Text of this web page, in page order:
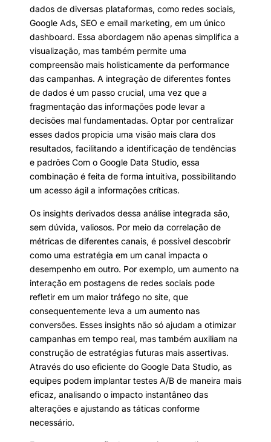
dados de diversas plataformas, como redes sociais,
Google Ads, SEO e email marketing, em um único
dashboard. Essa abordagem não apenas simplifica a
visualização, mas também permite uma
compreensão mais holisticamente da performance
das campanhas. A integração de diferentes fontes
de dados é um passo crucial, uma vez que a
fragmentação das informações pode levar a
decisões mal fundamentadas. Optar por centralizar
esses dados propicia uma visão mais clara dos
resultados, facilitando a identificação de tendências
e padrões Com o Google Data Studio, essa
combinação é feita de forma intuitiva, possibilitando
um acesso ágil a informações críticas.
Os insights derivados dessa análise integrada são,
sem dúvida, valiosos. Por meio da correlação de
métricas de diferentes canais, é possível descobrir
como uma estratégia em um canal impacta o
desempenho em outro. Por exemplo, um aumento na
interação em postagens de redes sociais pode
refletir em um maior tráfego no site, que
consequentemente leva a um aumento nas
conversões. Esses insights não só ajudam a otimizar
campanhas em tempo real, mas também auxiliam na
construção de estratégias futuras mais assertivas.
Através do uso eficiente do Google Data Studio, as
equipes podem implantar testes A/B de maneira mais
eficaz, analisando o impacto instantâneo das
alterações e ajustando as táticas conforme
necessário.